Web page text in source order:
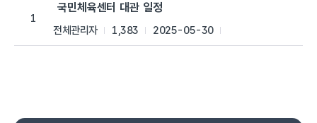
1
국민체육센터 대관 일정
전체관리자 1,383 2025-05-30